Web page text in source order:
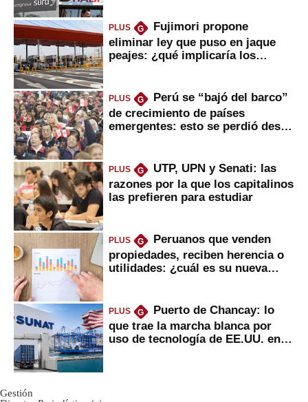
PLUS G
Fujimori propone
eliminar ley que puso en jaque
peajes: ¿qué implicaría los
PLUS G
Perú se “bajó del barco”
de crecimiento de países
emergentes: esto se perdió desde
PLUS G
UTP, UPN y Senati: las
razones por la que los capitalinos
las prefieren para estudiar
PLUS G
Peruanos que venden
propiedades, reciben herencia o
utilidades: ¿cuál es su nueva
PLUS G
Puerto de Chancay: lo
que trae la marcha blanca por
uso de tecnología de EE.UU. en
Gestión